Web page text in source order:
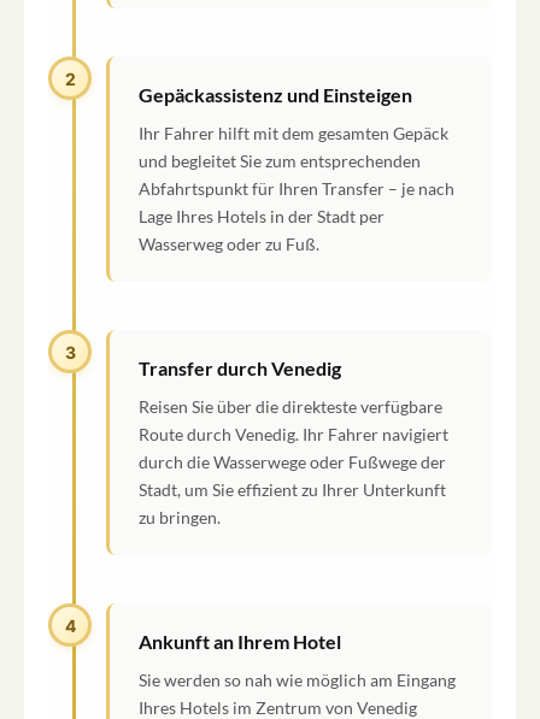
2
Gepäckassistenz und Einsteigen
Ihr Fahrer hilft mit dem gesamten Gepäck
und begleitet Sie zum entsprechenden
Abfahrtspunkt für Ihren Transfer – je nach
Lage Ihres Hotels in der Stadt per
Wasserweg oder zu Fuß.
3
Transfer durch Venedig
Reisen Sie über die direkteste verfügbare
Route durch Venedig. Ihr Fahrer navigiert
durch die Wasserwege oder Fußwege der
Stadt, um Sie effizient zu Ihrer Unterkunft
zu bringen.
4
Ankunft an Ihrem Hotel
Sie werden so nah wie möglich am Eingang
Ihres Hotels im Zentrum von Venedig